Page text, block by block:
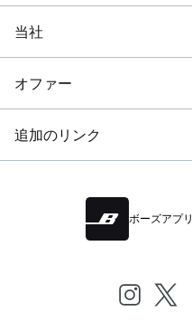
当社
オファー
追加のリンク
ボーズアプリ